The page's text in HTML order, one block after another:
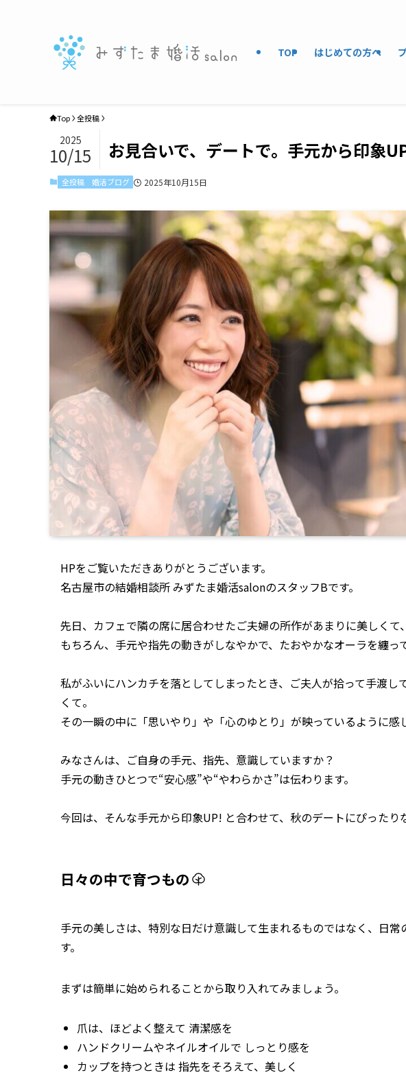
TOP はじめての方へ
Top 全投稿
お見合いで、デートで。手元から印象
2025
10/15
全投稿 婚活ブログ 2025年10月15日
HPをご覧いただきありがとうございます。
名古屋市の結婚相談所 みずたま婚活salonのスタッフBです。
先日、カフェで隣の席に居合わせたご夫婦の所作があまりに美しく
もちろん、手元や指先の動きがしなやかで、たおやかなオーラを纏
私がふいにハンカチを落としてしまったとき、ご夫人が拾って手渡
くて。
その一瞬の中に「思いやり」や「心のゆとり」が映っているように感
みなさんは、ご自身の手元、指先、意識していますか？
手元の動きひとつで“安心感”や“やわらかさ”は伝わります。
今回は、そんな手元から印象UP! と合わせて、秋のデートにぴったり
日々の中で育つもの
手元の美しさは、特別な日だけ意識して生まれるものではなく、日
す。
まずは簡単に始められることから取り入れてみましょう。
爪は、ほどよく整えて 清潔感を
ハンドクリームやネイルオイルで しっとり感を
カップを持つときは 指先をそろえて、美しく